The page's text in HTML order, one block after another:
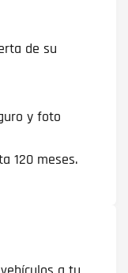
de su
y foto
120 meses.